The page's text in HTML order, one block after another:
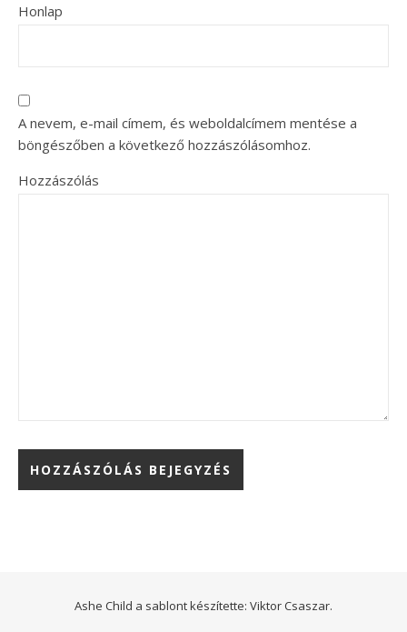
Honlap
A nevem, e-mail címem, és weboldalcímem mentése a
böngészőben a következő hozzászólásomhoz.
Hozzászólás
Ashe Child a sablont készítette: Viktor Csaszar.